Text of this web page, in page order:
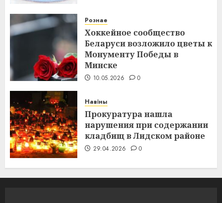
Рознае
Хоккейное сообщество
Беларуси возложило цветы к
Монументу Победы в
Минске
10.05.2026 0
Навіны
Прокуратура нашла
нарушения при содержании
кладбищ в Лидском районе
29.04.2026 0